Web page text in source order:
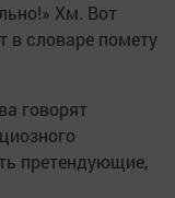
Хм. Вот
в словаре помету
говорят
претендующие,